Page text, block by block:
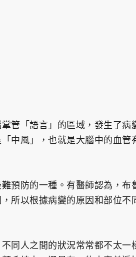
管「語言」的區域，發生了病
中風」，也就是大腦中的血管
預防的一種。有醫師認為，布
所以根據病變的原因和部位不
同人之間的狀況常常都不太一